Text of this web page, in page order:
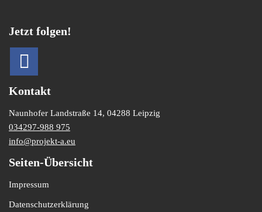
Jetzt folgen!
Kontakt
Naunhofer Landstraße 14, 04288 Leipzig
034297-988 975
info@projekt-a.eu
Seiten-Übersicht
Impressum
Datenschutzerklärung